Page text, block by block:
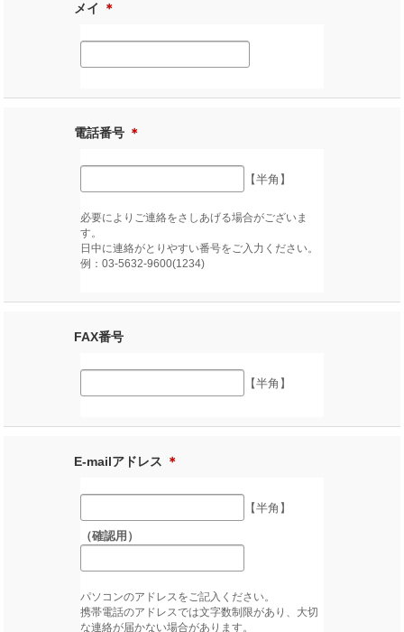
メイ ＊
電話番号 ＊
【半角】
必要によりご連絡をさしあげる場合がございま
す。
日中に連絡がとりやすい番号をご入力ください。
例：03-5632-9600(1234)
FAX番号
【半角】
E-mailアドレス ＊
【半角】
（確認用）
パソコンのアドレスをご記入ください。
携帯電話のアドレスでは文字数制限があり、大切
な連絡が届かない場合があります。